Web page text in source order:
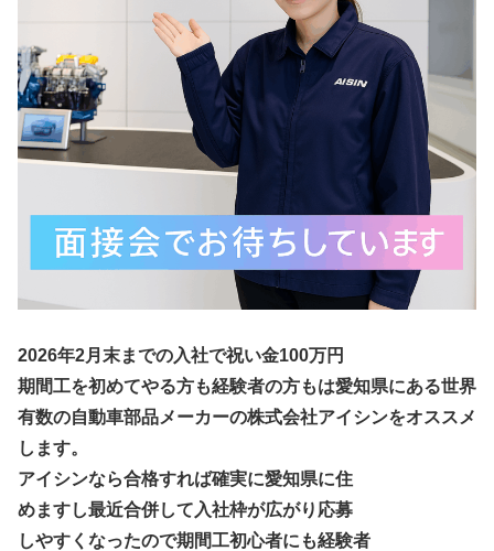
2026年2月末までの入社で祝い金100万円
期間工を初めてやる方も経験者の方もは愛知県にある世界
有数の自動車部品メーカーの株式会社アイシンをオススメ
します。
アイシンなら合格すれば確実に愛知県に住
めますし最近合併して入社枠が広がり応募
しやすくなったので期間工初心者にも経験者